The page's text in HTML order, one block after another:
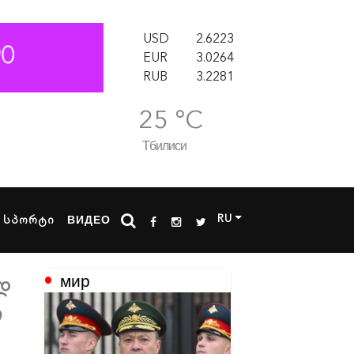
USD
2.6223
EUR
3.0264
RUB
3.2281
25 °C
Тбилиси
სპორტი ВИДЕО RU
мир